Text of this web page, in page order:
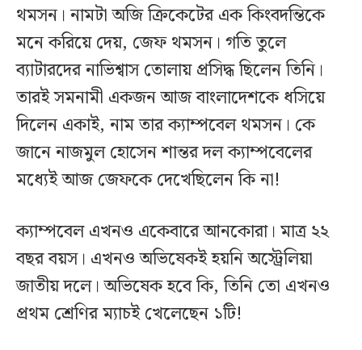
থমসন। নামটা অজি ক্রিকেটের এক কিংবদন্তিকে
মনে করিয়ে দেয়, জেফ থমসন। গতি তুলে
ব্যাটারদের নাভিশ্বাস তোলায় প্রসিদ্ধ ছিলেন তিনি।
তারই সমনামী একজন আজ বাংলাদেশকে ধসিয়ে
দিলেন একাই, নাম তার ক্যাম্পবেল থমসন। কে
জানে নাজমুল হোসেন শান্তর দল ক্যাম্পবেলের
মধ্যেই আজ জেফকে দেখেছিলেন কি না!
ক্যাম্পবেল এখনও একেবারে আনকোরা। মাত্র ২২
বছর বয়স। এখনও অভিষেকই হয়নি অস্ট্রেলিয়া
জাতীয় দলে। অভিষেক হবে কি, তিনি তো এখনও
প্রথম শ্রেণির ম্যাচই খেলেছেন ১টি!